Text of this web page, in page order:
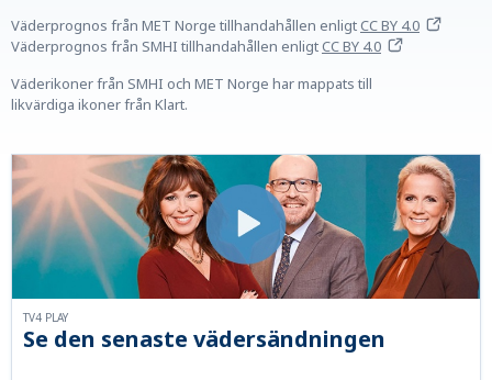
Väderprognos från MET Norge tillhandahållen enligtCC BY 4.0
Väderprognos från SMHI tillhandahållen enligtCC BY 4.0
Väderikoner från SMHI och MET Norge har mappats till
likvärdiga ikoner från Klart.
Se den senaste vädersändningen
TV4 PLAY